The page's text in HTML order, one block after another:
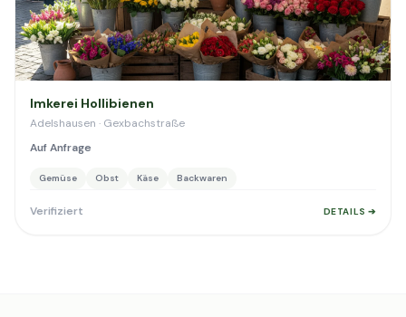
Imkerei Hollibienen
Adelshausen · Gexbachstraße
Auf Anfrage
Gemüse Obst Käse Backwaren
Verifiziert DETAILS ➔